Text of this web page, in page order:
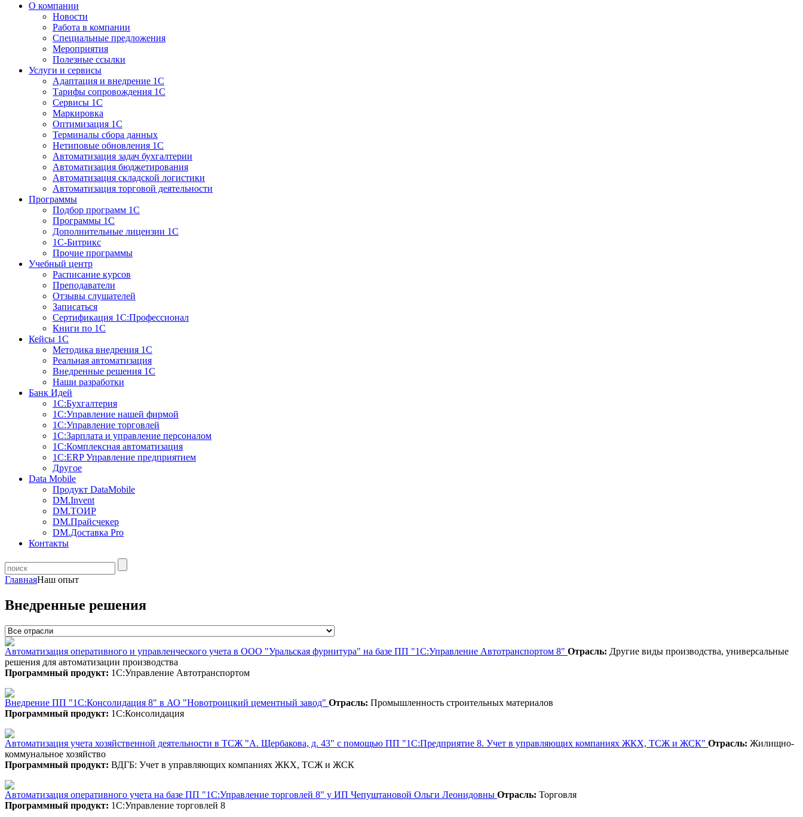
О компании
Новости
Работа в компании
Специальные предложения
Мероприятия
Полезные ссылки
Услуги и сервисы
Адаптация и внедрение 1С
Тарифы сопровождения 1С
Сервисы 1С
Маркировка
Оптимизация 1С
Терминалы сбора данных
Нетиповые обновления 1С
Автоматизация задач бухгалтерии
Автоматизация бюджетирования
Автоматизация складской логистики
Автоматизация торговой деятельности
Программы
Подбор программ 1С
Программы 1С
Дополнительные лицензии 1С
1С-Битрикс
Прочие программы
Учебный центр
Расписание курсов
Преподаватели
Отзывы слушателей
Записаться
Сертификация 1С:Профессионал
Книги по 1С
Кейсы 1С
Методика внедрения 1С
Реальная автоматизация
Внедренные решения 1С
Наши разработки
Банк Идей
1С:Бухгалтерия
1С:Управление нашей фирмой
1С:Управление торговлей
1С:Зарплата и управление персоналом
1С:Комплексная автоматизация
1С:ERP Управление предприятием
Другое
Data Mobile
Продукт DataMobile
DM.Invent
DM.ТОИР
DM.Прайсчекер
DM.Доставка Pro
Контакты
ГлавнаяНаш опыт
Внедренные решения
Автоматизация оперативного и управленческого учета в ООО "Уральская фурнитура" на базе ПП "1С:Управление Автотранспортом 8" Отрасль: Другие виды производства, универсальные
решения для автоматизации производства
Программный продукт: 1С:Управление Автотранспортом
Внедрение ПП "1С:Консолидация 8" в АО "Новотроицкий цементный завод" Отрасль: Промышленность строительных материалов
Программный продукт: 1С:Консолидация
Автоматизация учета хозяйственной деятельности в ТСЖ "А. Щербакова, д. 43" с помощью ПП "1С:Предприятие 8. Учет в управляющих компаниях ЖКХ, ТСЖ и ЖСК" Отрасль: Жилищно-
коммунальное хозяйство
Программный продукт: ВДГБ: Учет в управляющих компаниях ЖКХ, ТСЖ и ЖСК
Автоматизация оперативного учета на базе ПП "1С:Управление торговлей 8" у ИП Чепуштановой Ольги Леонидовны Отрасль: Торговля
Программный продукт: 1С:Управление торговлей 8